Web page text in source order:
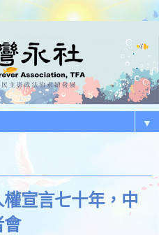
▼
權宣言七十年，中
會